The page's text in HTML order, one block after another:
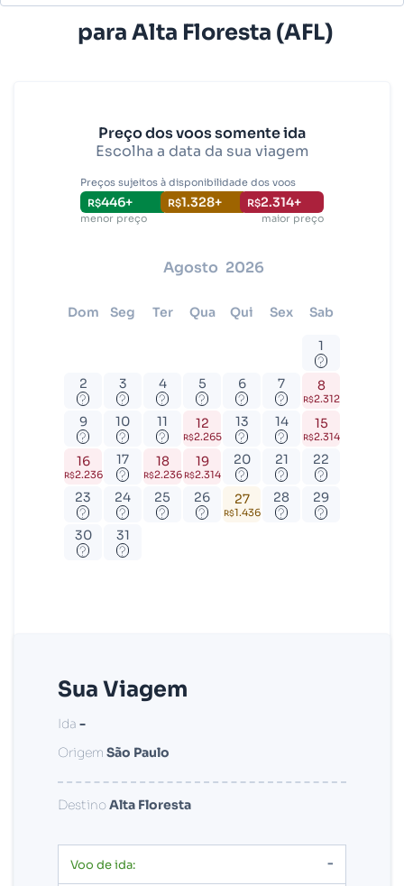
Belo Horizonte - Todos (BHZ)
Brasília (BSB)
para Alta Floresta (AFL)
Preço dos voos somente ida
Escolha a data da sua viagem
Preços sujeitos à disponibilidade dos voos
R$446+ R$1.328+ R$2.314+
menor preço maior preço
agosto 2026
dom seg ter qua qui sex sab
1
?
2
?
3
?
4
?
5
?
6
?
7
?
8
R$2.312
9
?
10
?
11
?
12
R$2.265
13
?
14
?
15
R$2.314
16
R$2.236
17
?
18
R$2.236
19
R$2.314
20
?
21
?
22
?
23
?
24
?
25
?
26
?
27
R$1.436
28
?
29
?
30
?
31
?
Sua Viagem
Ida -
Origem São Paulo
DestinoAlta Floresta
Voo de ida: -